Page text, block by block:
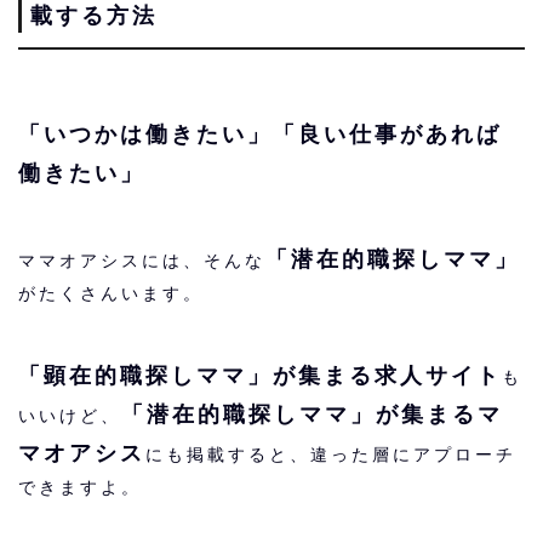
載する方法
「いつかは働きたい」「良い仕事があれば
働きたい」
ママオアシスには、そんな 「潜在的職探しママ」
がたくさんいます。
「顕在的職探しママ」が集まる求人サイト も
いいけど、
「潜在的職探しママ」が集まるマ
マオアシス にも掲載すると、違った層にアプローチ
できますよ。